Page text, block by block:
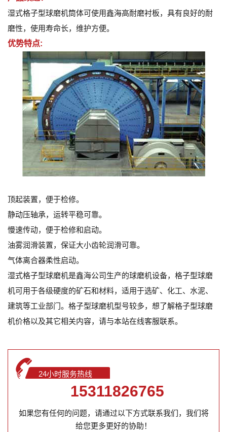
湿式格子型球磨机筒体可使用鑫海高耐磨衬板，具有良好的耐
磨性，使用寿命长，维护方便。
优势特点:
顶起装置，便于检修。
静动压轴承，运转平稳可靠。
慢速传动，便于检修和启动。
油雾润滑装置，保证大小齿轮润滑可靠。
气体离合器柔性启动。
湿式格子型球磨机是鑫海公司生产的球磨机设备，格子型球磨
机可用于各级硬度的矿石和材料，适用于选矿、化工、水泥、
建筑等工业部门。格子型球磨机型号较多，想了解格子型球磨
机价格以及其它相关内容，请与本站在线客服联系。
24小时服务热线
15311826765
如果您有任何的问题，请通过以下方式联系我们，我们将
给您更多更好的协助！